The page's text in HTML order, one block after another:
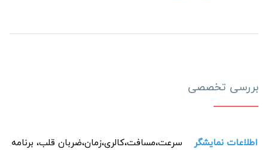
بررسی تخصصی
اطلاعات نمایشگر
سرعت،مسافت،کالری،زمان،ضربان قلب، برنامه